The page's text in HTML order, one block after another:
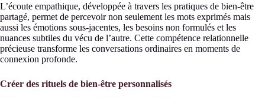
L’écoute empathique, développée à travers les pratiques de bien-être
partagé, permet de percevoir non seulement les mots exprimés mais
aussi les émotions sous-jacentes, les besoins non formulés et les
nuances subtiles du vécu de l’autre. Cette compétence relationnelle
précieuse transforme les conversations ordinaires en moments de
connexion profonde.
Créer des rituels de bien-être personnalisés